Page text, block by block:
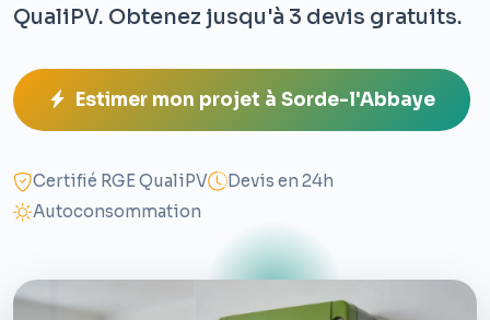
QualiPV. Obtenez jusqu'à 3 devis gratuits.
Estimer mon projet à Sorde-l'Abbaye
Certifié RGE QualiPV
Devis en 24h
Autoconsommation